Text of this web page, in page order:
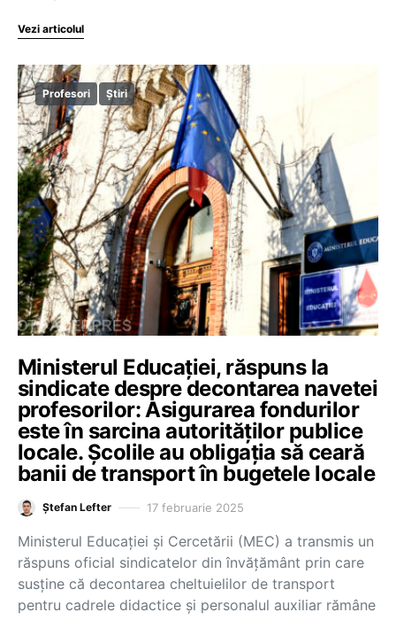
Vezi articolul
Profesori Știri
Ministerul Educației, răspuns la
sindicate despre decontarea navetei
profesorilor: Asigurarea fondurilor
este în sarcina autorităților publice
locale. Școlile au obligația să ceară
banii de transport în bugetele locale
Ștefan Lefter 17 februarie 2025
Ministerul Educației și Cercetării (MEC) a transmis un
răspuns oficial sindicatelor din învățământ prin care
susține că decontarea cheltuielilor de transport
pentru cadrele didactice și personalul auxiliar rămâne